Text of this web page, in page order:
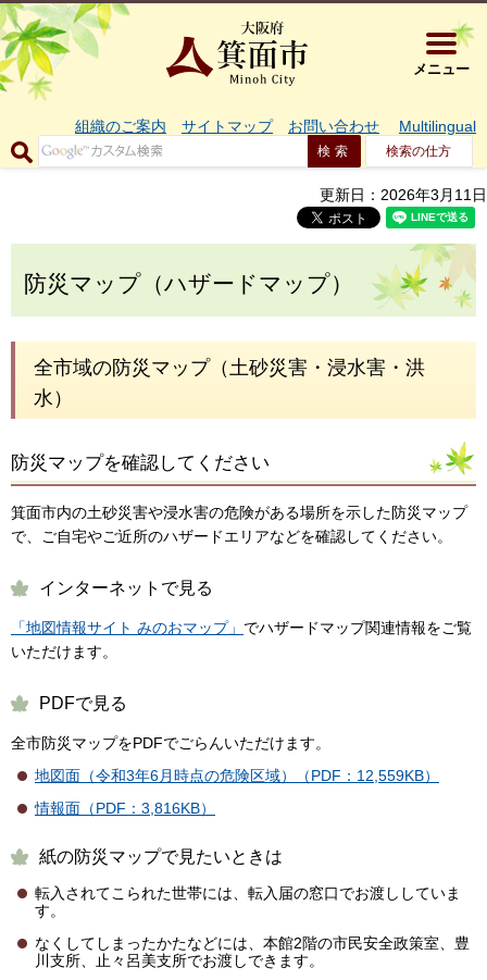
大阪府箕
メニュー
組織のご案内 サイトマップ お問い合わせ Multilingual
検索の仕方
更新日：2026年3月11日
防災マップ（ハザードマップ）
全市域の防災マップ（土砂災害・浸水害・洪
水）
防災マップを確認してください
箕面市内の土砂災害や浸水害の危険がある場所を示した防災マップ
で、ご自宅やご近所のハザードエリアなどを確認してください。
インターネットで見る
「地図情報サイト みのおマップ」 でハザードマップ関連情報をご覧
いただけます。
PDFで見る
全市防災マップをPDFでごらんいただけます。
地図面（令和3年6月時点の危険区域）（PDF：12,559KB）
情報面（PDF：3,816KB）
紙の防災マップで見たいときは
転入されてこられた世帯には、転入届の窓口でお渡ししていま
す。
なくしてしまったかたなどには、本館2階の市民安全政策室、豊
川支所、止々呂美支所でお渡しできます。